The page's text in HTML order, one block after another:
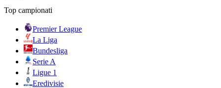
Top campionati
Premier League
La Liga
Bundesliga
Serie A
Ligue 1
Eredivisie